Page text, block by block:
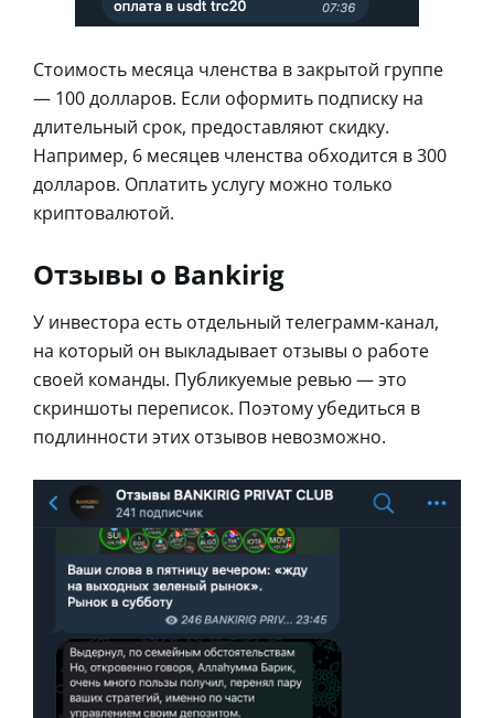
Стоимость месяца членства в закрытой группе
— 100 долларов. Если оформить подписку на
длительный срок, предоставляют скидку.
Например, 6 месяцев членства обходится в 300
долларов. Оплатить услугу можно только
криптовалютой.
Отзывы о Bankirig
У инвестора есть отдельный телеграмм-канал,
на который он выкладывает отзывы о работе
своей команды. Публикуемые ревью — это
скриншоты переписок. Поэтому убедиться в
подлинности этих отзывов невозможно.